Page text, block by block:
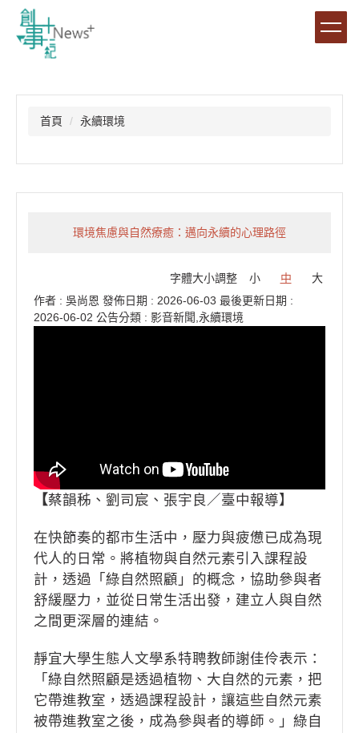
容
首頁 永續環境
環境焦慮與自然療癒：邁向永續的心理路徑
字體大小調整 小 中
大
作者 : 吳尚恩 發佈日期 : 2026-06-03 最後更新日期 :
2026-06-02 公告分類 : 影音新聞,永續環境
【蔡韻秭、劉司宸、張宇良／臺中報導】
在快節奏的都市生活中，壓力與疲憊已成為現
代人的日常。將植物與自然元素引入課程設
計，透過「綠自然照顧」的概念，協助參與者
舒緩壓力，並從日常生活出發，建立人與自然
之間更深層的連結。
靜宜大學生態人文學系特聘教師謝佳伶表示：
「綠自然照顧是透過植物、大自然的元素，把
它帶進教室，透過課程設計，讓這些自然元素
被帶進教室之後，成為參與者的導師。」綠自